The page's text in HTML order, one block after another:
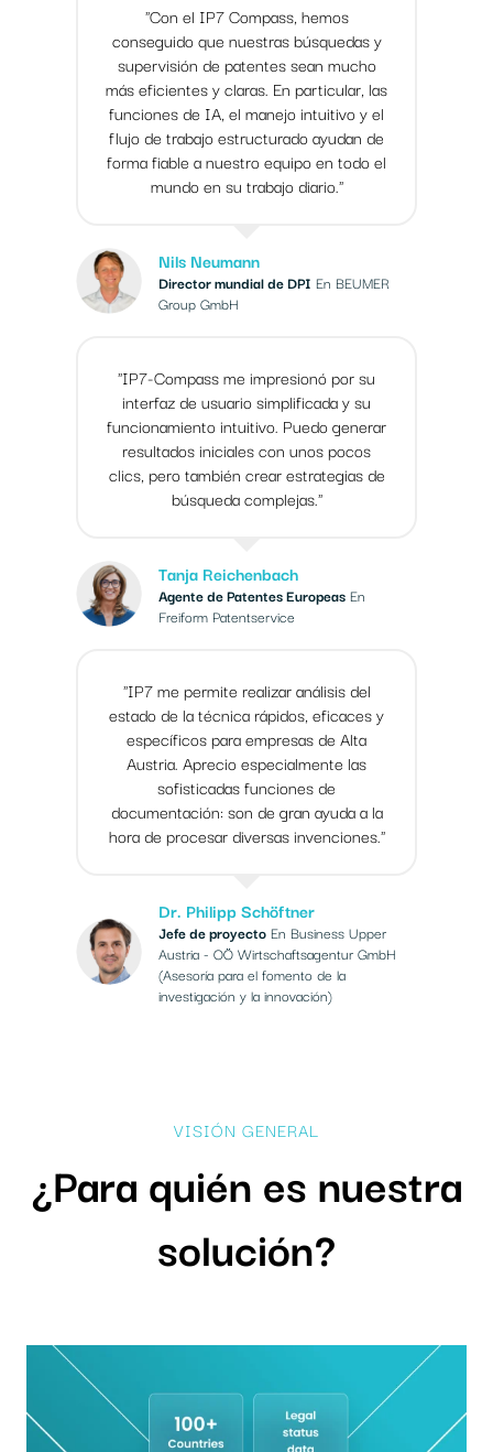
"Con el IP7 Compass, hemos
conseguido que nuestras búsquedas y
supervisión de patentes sean mucho
más eficientes y claras. En particular, las
funciones de IA, el manejo intuitivo y el
flujo de trabajo estructurado ayudan de
forma fiable a nuestro equipo en todo el
mundo en su trabajo diario."
Nils Neumann
Director mundial de DPI En BEUMER
Group GmbH
"IP7-Compass me impresionó por su
interfaz de usuario simplificada y su
funcionamiento intuitivo. Puedo generar
resultados iniciales con unos pocos
clics, pero también crear estrategias de
búsqueda complejas."
Tanja Reichenbach
Agente de Patentes Europeas En
Freiform Patentservice
"IP7 me permite realizar análisis del
estado de la técnica rápidos, eficaces y
específicos para empresas de Alta
Austria. Aprecio especialmente las
sofisticadas funciones de
documentación: son de gran ayuda a la
hora de procesar diversas invenciones."
Dr. Philipp Schöftner
Jefe de proyecto En Business Upper
Austria - OÖ Wirtschaftsagentur GmbH
(Asesoría para el fomento de la
investigación y la innovación)
VISIÓN GENERAL
¿Para quién es nuestra
solución?